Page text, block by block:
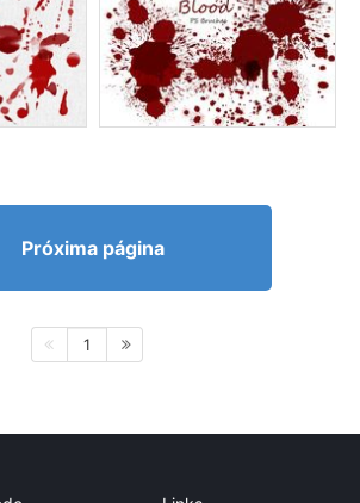
Próxima página
1